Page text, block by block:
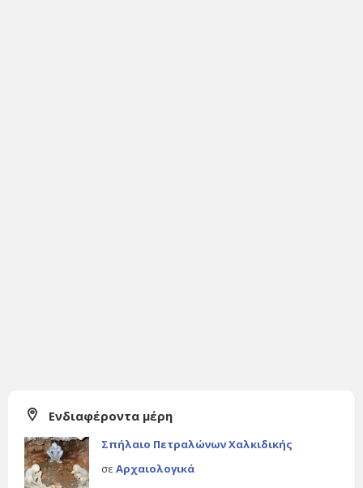
Ενδιαφέροντα μέρη
Σπήλαιο Πετραλώνων Χαλκιδικής
σε Αρχαιολογικά